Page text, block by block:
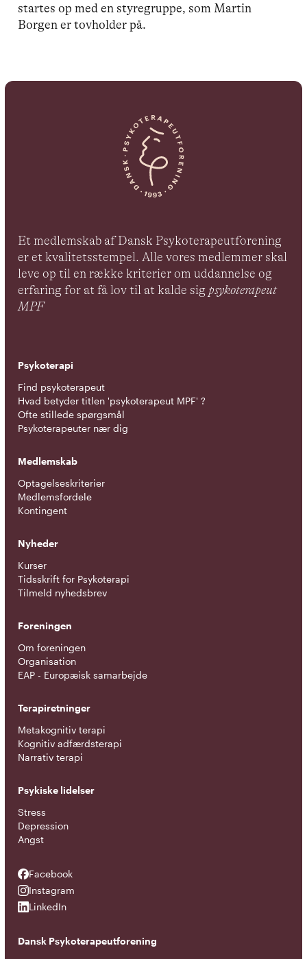
startes op med en styregruppe, som Martin
Borgen er tovholder på.
Et medlemskab af Dansk Psykoterapeutforening
er et kvalitetsstempel. Alle vores medlemmer skal
leve op til en række kriterier om uddannelse og
erfaring for at få lov til at kalde sig psykoterapeut
MPF
Psykoterapi
Find psykoterapeut
Hvad betyder titlen 'psykoterapeut MPF' ?
Ofte stillede spørgsmål
Psykoterapeuter nær dig
Medlemskab
Optagelseskriterier
Medlemsfordele
Kontingent
Nyheder
Kurser
Tidsskrift for Psykoterapi
Tilmeld nyhedsbrev
Foreningen
Om foreningen
Organisation
EAP - Europæisk samarbejde
Terapiretninger
Metakognitiv terapi
Kognitiv adfærdsterapi
Narrativ terapi
Psykiske lidelser
Stress
Depression
Angst
Facebook
Facebook
Instagram
Instagram
LinkedIn
LinkedIn
Dansk Psykoterapeutforening